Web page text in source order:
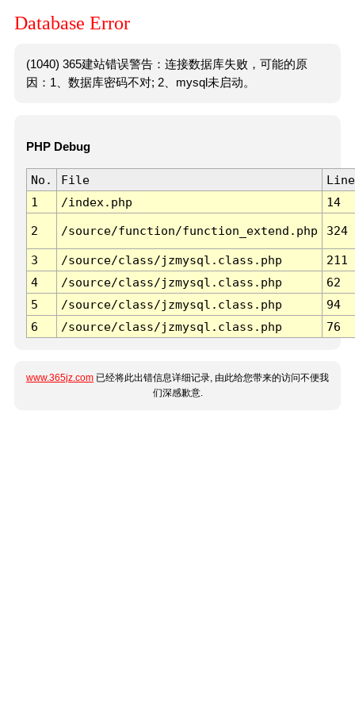
Database Error
(1040) 365建站错误警告：连接数据库失败，可能的原
因：1、数据库密码不对; 2、mysql未启动。
PHP Debug
No. File
Line
1
/index.php 14
2 /source/function/function_extend.php 324
3 /source/class/jzmysql.class.php
211
4
/source/class/jzmysql.class.php
62
5
/source/class/jzmysql.class.php
94
6
/source/class/jzmysql.class.php 76
www.365jz.com 已经将此出错信息详细记录, 由此给您带来的访问不便我
们深感歉意.